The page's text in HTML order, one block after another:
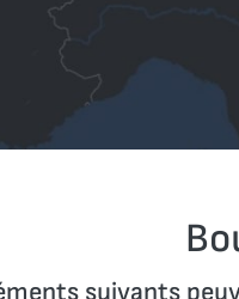
suivants